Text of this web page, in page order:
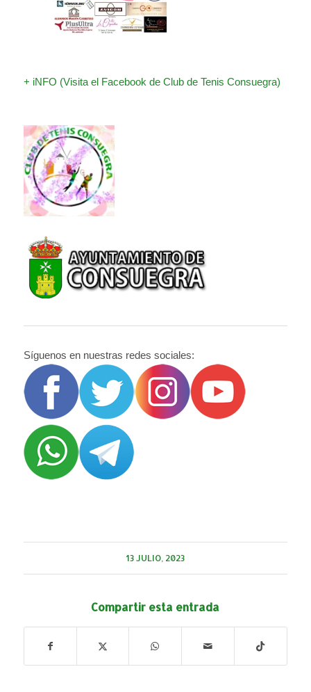
+ iNFO (Visita el Facebook de Club de Tenis Consuegra)
Síguenos en nuestras redes sociales:
13 JULIO, 2023
Compartir esta entrada